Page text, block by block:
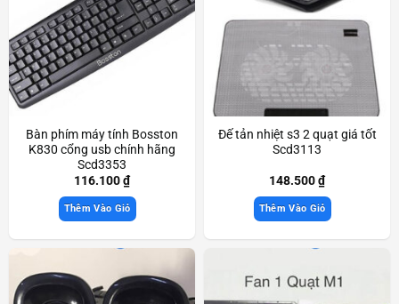
Bàn phím máy tính Bosston
K830 cổng usb chính hãng
Scd3353
116.100₫
Thêm Vào Giỏ
Đế tản nhiệt s3 2 quạt giá tốt
Scd3113
148.500₫
Thêm Vào Giỏ